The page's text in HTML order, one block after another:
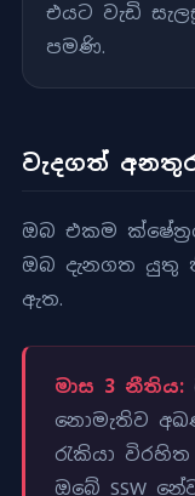
එයට වැඩි
පමණි.
වැදගත්
ඔබ එකම
ඔබ දැනගත යුතු
ඇත.
මාස 3 නීතිය:
නොමැතිව
රැකියා
ඔබේ SSW